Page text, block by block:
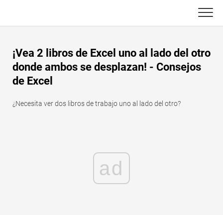
content
Funciones de Excel
Gráfico
Consejos de Excel
C ++
¡Vea 2 libros de Excel uno al lado del otro
donde ambos se desplazan! - Consejos
de Excel
¿Necesita ver dos libros de trabajo uno al lado del otro?
ad